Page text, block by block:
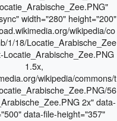
width="280" height="200"
wikipedia/co
1/18/Locatie_Arabische_Zee
Locatie_Arabische_Zee.PNG
1.5x,
wikipedia/commons/t
56
2x" data-
data-file-height="357"